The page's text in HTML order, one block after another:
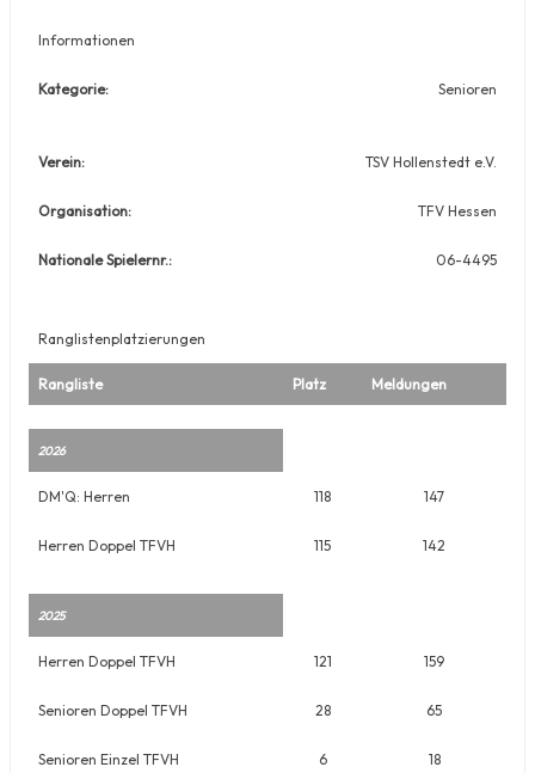
Informationen
Kategorie: Senioren
Verein: TSV Hollenstedt e.V.
Organisation: TFV Hessen
Nationale Spielernr.: 06-4495
Ranglistenplatzierungen
Rangliste Platz Meldungen
2026
DM'Q: Herren 118 147
Herren Doppel TFVH 115 142
2025
Herren Doppel TFVH 121 159
Senioren Doppel TFVH 28 65
Senioren Einzel TFVH 6 18